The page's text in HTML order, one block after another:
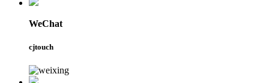
WeChat
cjtouch